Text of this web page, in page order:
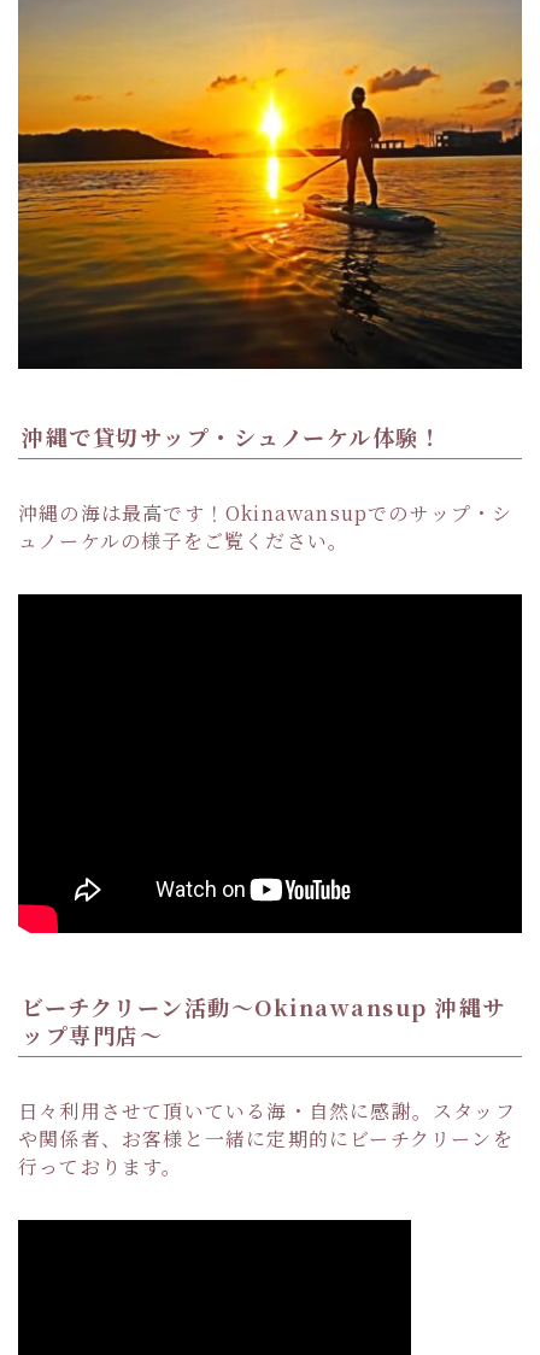
沖縄で貸切サップ・シュノーケル体験！
沖縄の海は最高です！Okinawansupでのサップ・シ
ュノーケルの様子をご覧ください。
ビーチクリーン活動〜Okinawansup 沖縄サ
ップ専門店〜
日々利用させて頂いている海・自然に感謝。スタッフ
や関係者、お客様と一緒に定期的にビーチクリーンを
行っております。